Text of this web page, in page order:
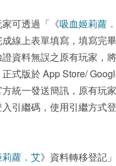
可透過「《吸血姬莉蘿
線上表單填寫，填寫完
資料無誤之原有玩家，
正式版於 App Store/
統一發送簡訊，原有玩
引繼碼，使用引繼方式
蘿．艾》資料轉移登記